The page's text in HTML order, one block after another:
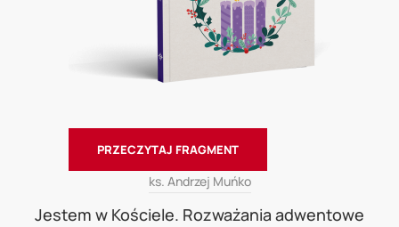
PRZECZYTAJ FRAGMENT
ks. Andrzej Muńko
Jestem w Kościele. Rozważania adwentowe